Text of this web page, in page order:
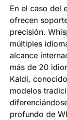
En el caso del
ofrecen
precisión.
múltiples
alcance
más de 20
Kaldi,
modelos
profundo de